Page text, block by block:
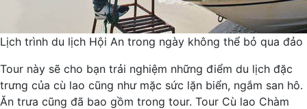
Lịch trình du lịch Hội An trong ngày không thể bỏ qua đảo
Tour này sẽ cho bạn trải nghiệm những điểm du lịch đặc
trưng của cù lao cũng như mặc sức lặn biển, ngắm san hô.
Ăn trưa cũng đã bao gồm trong tour. Tour Cù lao Chàm